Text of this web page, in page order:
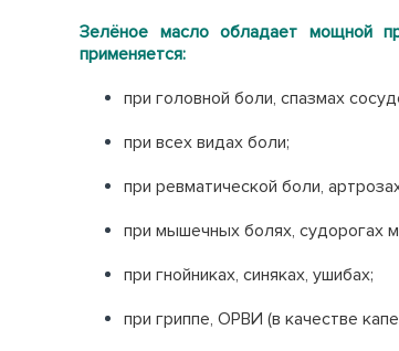
Зелёное масло обладает мощной
применяется:
при головной боли, спазмах
при всех видах боли;
при ревматической боли,
при мышечных болях, судорогах
при гнойниках, синяках, ушибах;
при гриппе, ОРВИ (в качестве